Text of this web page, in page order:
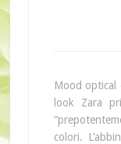
Mood optical
look Zara
colori.